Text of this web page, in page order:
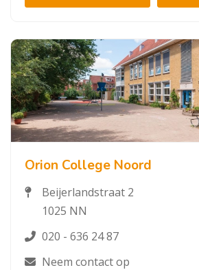
Orion College Noord
Beijerlandstraat 2
1025 NN
020 - 636 24 87
Neem contact op